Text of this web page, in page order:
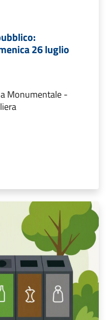
26 luglio
Monumentale -